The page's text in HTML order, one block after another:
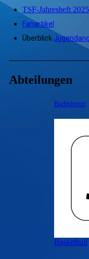
TSF-Jahresheft
Fanartikel
Überblick
Abteilungen
Badminton
Basketball